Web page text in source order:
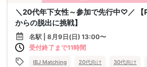
＼20代年下女性～参加で先行中♡／ 【
からの脱出に挑戦】
名駅 | 8月9日(日) 13:00〜
受付終了まで11時間
IBJ Matching 20代向け 30代向け